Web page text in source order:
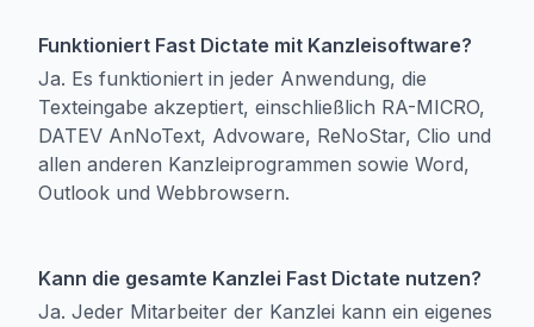
Funktioniert Fast Dictate mit Kanzleisoftware?
Ja. Es funktioniert in jeder Anwendung, die
Texteingabe akzeptiert, einschließlich RA-MICRO,
DATEV AnNoText, Advoware, ReNoStar, Clio und
allen anderen Kanzleiprogrammen sowie Word,
Outlook und Webbrowsern.
Kann die gesamte Kanzlei Fast Dictate nutzen?
Ja. Jeder Mitarbeiter der Kanzlei kann ein eigenes